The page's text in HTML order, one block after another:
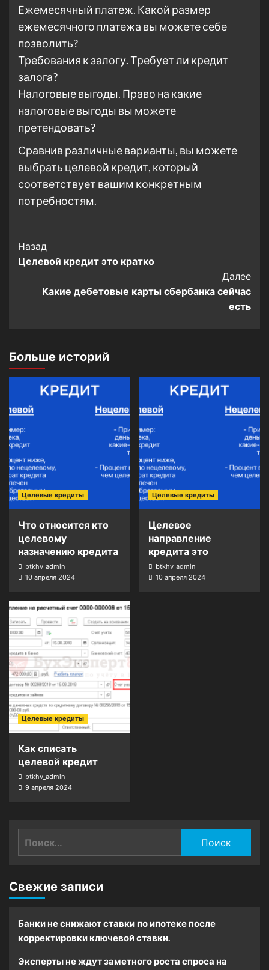
Ежемесячный платеж. Какой размер
ежемесячного платежа вы можете себе
позволить?
Требования к залогу. Требует ли кредит
залога?
Налоговые выгоды. Право на какие
налоговые выгоды вы можете
претендовать?
Сравнив различные варианты, вы можете
выбрать целевой кредит, который
соответствует вашим конкретным
потребностям.
Post
Navigation
Назад
Целевой кредит это кратко
Далее
Какие дебетовые карты сбербанка сейчас
есть
Больше историй
Целевые кредиты
Что относится кто
целевому
назначению кредита
btkhv_admin
10 апреля 2024
Целевые кредиты
Целевое
направление
кредита это
btkhv_admin
10 апреля 2024
Целевые кредиты
Как списать
целевой кредит
btkhv_admin
9 апреля 2024
Свежие записи
Банки не снижают ставки по ипотеке после
корректировки ключевой ставки.
Эксперты не ждут заметного роста спроса на